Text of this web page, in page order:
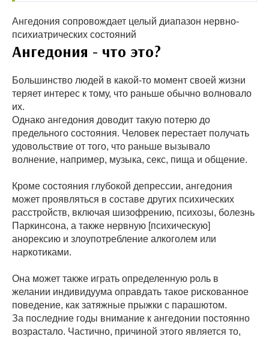
Ангедония сопровождает целый диапазон нервно-
психиатрических состояний
Ангедония - что это?
Большинство людей в какой-то момент своей жизни
теряет интерес к тому, что раньше обычно волновало
их.
Однако ангедония доводит такую потерю до
предельного состояния. Человек перестает получать
удовольствие от того, что раньше вызывало
волнение, например, музыка, секс, пища и общение.
Кроме состояния глубокой депрессии, ангедония
может проявляться в составе других психических
расстройств, включая шизофрению, психозы, болезнь
Паркинсона, а также нервную [психическую]
анорексию и злоупотребление алкоголем или
наркотиками.
Она может также играть определенную роль в
желании индивидуума оправдать такое рискованное
поведение, как затяжные прыжки с парашютом.
За последние годы внимание к ангедонии постоянно
возрастало. Частично, причиной этого является то,